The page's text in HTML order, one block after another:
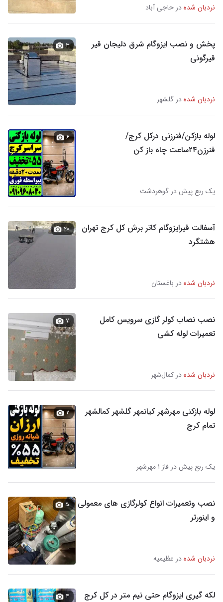
نردبان شدهدر حاجی آباد
پخش و نصب ایزوگام شرق دلیجان قیر
قیرگونی
نردبان شدهدر گلشهر
۳
لوله بازکن/فنرزنی درکل کرج/
فنرزن۲۴ساعت چاه باز کن
یک ربع پیش در گوهردشت
۶
آسفالت قیرایزوگام کاتر برش کل کرج تهران
هشتگرد
نردبان شدهدر باغستان
۲۰
نصب نصاب کولر گازی سرویس کامل
تعمیرات لوله کشی
نردبان شدهدر کمال‌شهر
۷
لوله بازکنی مهرشهر کیانمهر گلشهر کمالشهر
تمام کرج
یک ربع پیش در فاز ۱ مهرشهر
۲
نصب وتعمیرات انواع کولرگازی های معمولی
و اینورتر
نردبان شدهدر عظیمیه
۵
لکه گیری ایزوگام حتی نیم متر در کل کرج ۴